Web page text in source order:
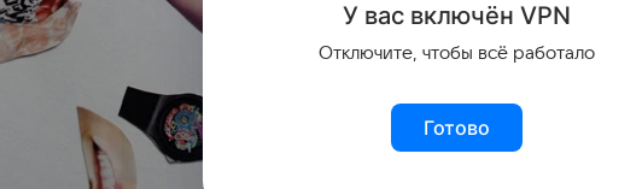
У вас включён VPN
Отключите, чтобы всё работало
Готово